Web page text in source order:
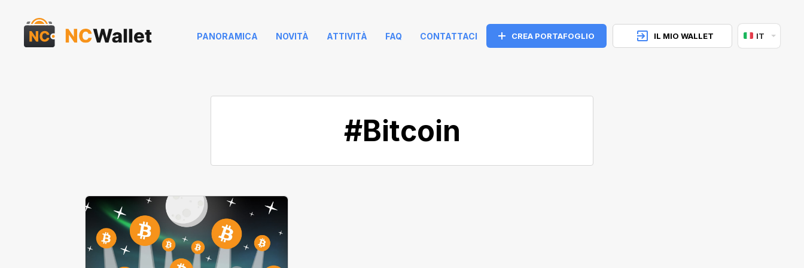
PANORAMICA NOVITÀ ATTIVITÀ FAQ CONTATTACI CREA PORTAFOGLIO IL MIO WALLET IT
#Bitcoin